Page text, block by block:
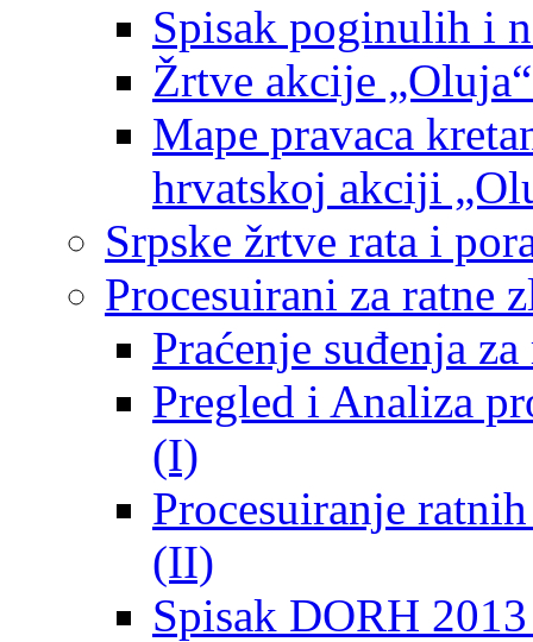
Spisak poginulih i
Žrtve akcije
Mape pravaca
hrvatskoj akciji
Srpske žrtve rata i
Procesuirani za ratne
Praćenje suđenja
Pregled i Analiza
(I)
Procesuiranje
(II)
Spisak DORH